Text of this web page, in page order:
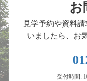
お
見学予約や資料
いましたら、お
受付時間: